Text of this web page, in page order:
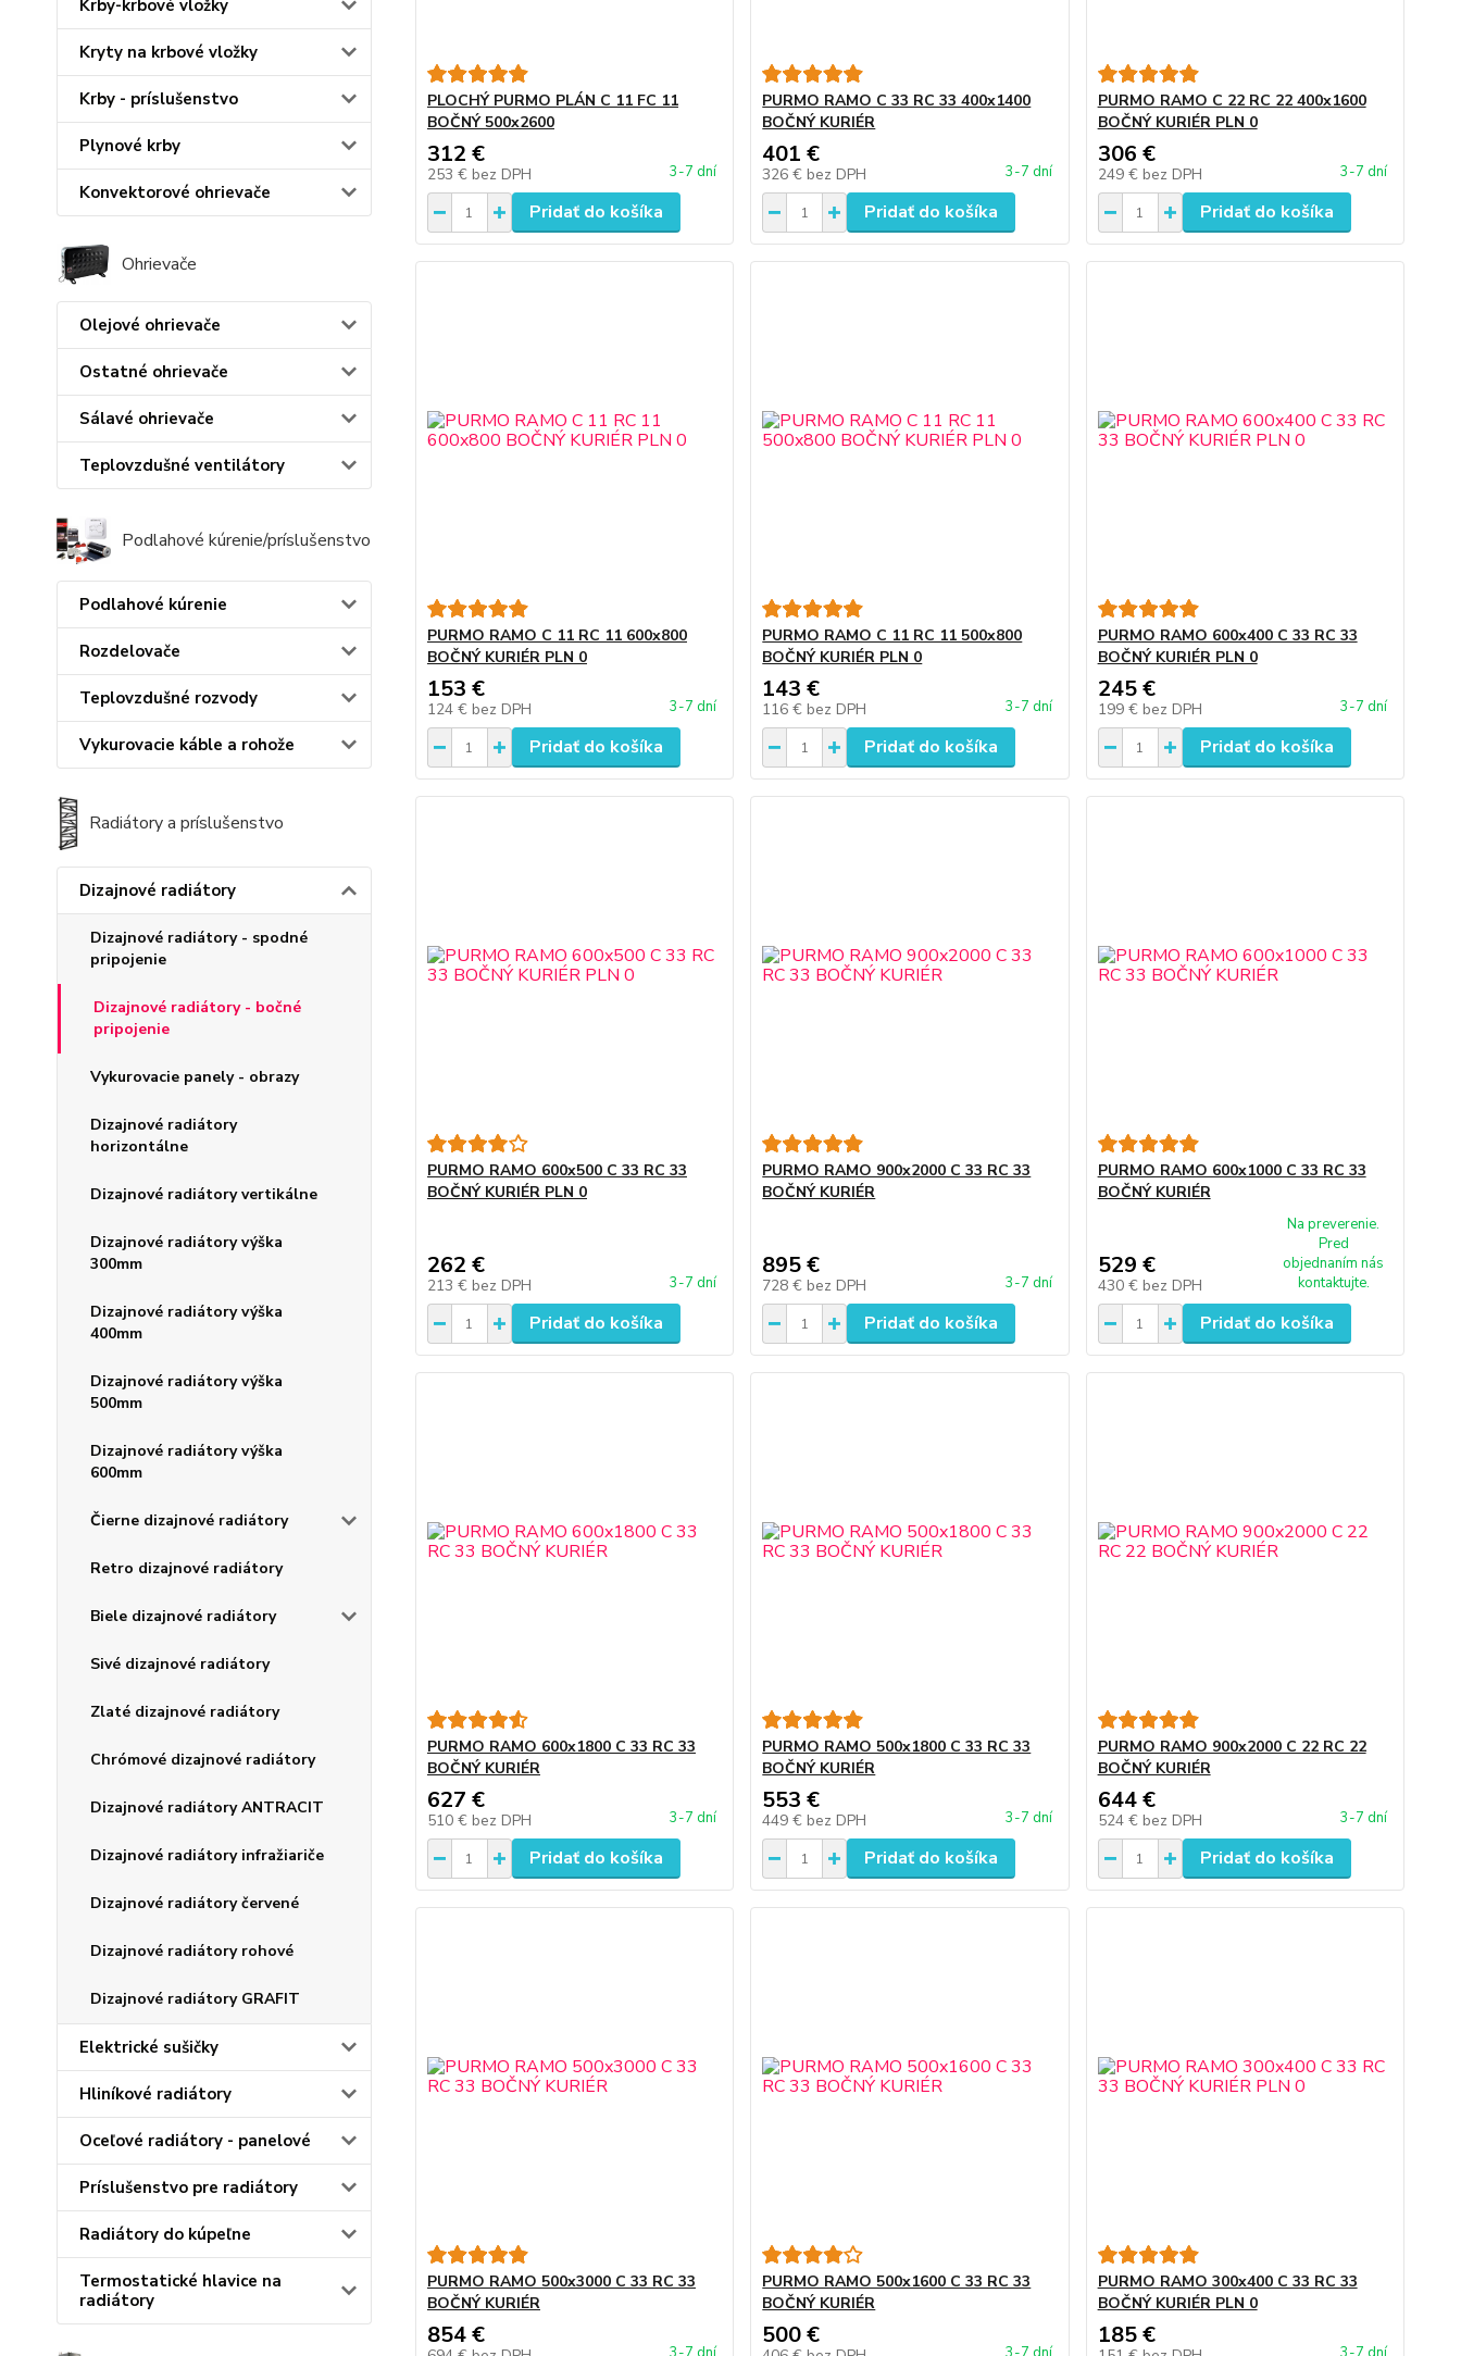
Krby-krbové vložky
Kryty na krbové vložky
Krby - príslušenstvo
Plynové krby
Konvektorové ohrievače
Ohrievače
Olejové ohrievače
Ostatné ohrievače
Sálavé ohrievače
Teplovzdušné ventilátory
Podlahové kúrenie/príslušenstvo
Podlahové kúrenie
Rozdelovače
Teplovzdušné rozvody
Vykurovacie káble a rohože
Radiátory a príslušenstvo
Dizajnové radiátory
Dizajnové radiátory - spodné
pripojenie
Dizajnové radiátory - bočné
pripojenie
Vykurovacie panely - obrazy
Dizajnové radiátory
horizontálne
Dizajnové radiátory vertikálne
Dizajnové radiátory výška
300mm
Dizajnové radiátory výška
400mm
Dizajnové radiátory výška
500mm
Dizajnové radiátory výška
600mm
Čierne dizajnové radiátory
Retro dizajnové radiátory
Biele dizajnové radiátory
Sivé dizajnové radiátory
Zlaté dizajnové radiátory
Chrómové dizajnové radiátory
Dizajnové radiátory ANTRACIT
Dizajnové radiátory infražiariče
Dizajnové radiátory červené
Dizajnové radiátory rohové
Dizajnové radiátory GRAFIT
Elektrické sušičky
Hliníkové radiátory
Oceľové radiátory - panelové
Príslušenstvo pre radiátory
Radiátory do kúpeľne
Termostatické hlavice na
radiátory
PLOCHÝ PURMO PLÁN C 11 FC 11
BOČNÝ 500x2600
312 €
253 € bez DPH 3-7 dní
Pridať do košíka
PURMO RAMO C 33 RC 33 400x1400
BOČNÝ KURIÉR
401 €
326 € bez DPH 3-7 dní
Pridať do košíka
PURMO RAMO C 22 RC 22 400x1600
BOČNÝ KURIÉR PLN 0
306 €
249 € bez DPH 3-7 dní
Pridať do košíka
PURMO RAMO C 11 RC 11 600x800
BOČNÝ KURIÉR PLN 0
153 €
124 € bez DPH 3-7 dní
Pridať do košíka
PURMO RAMO C 11 RC 11 500x800
BOČNÝ KURIÉR PLN 0
143 €
116 € bez DPH 3-7 dní
Pridať do košíka
PURMO RAMO 600x400 C 33 RC 33
BOČNÝ KURIÉR PLN 0
245 €
199 € bez DPH 3-7 dní
Pridať do košíka
PURMO RAMO 600x500 C 33 RC 33
BOČNÝ KURIÉR PLN 0
262 €
213 € bez DPH 3-7 dní
Pridať do košíka
PURMO RAMO 900x2000 C 33 RC 33
BOČNÝ KURIÉR
895 €
728 € bez DPH 3-7 dní
Pridať do košíka
PURMO RAMO 600x1000 C 33 RC 33
BOČNÝ KURIÉR
529 €
430 € bez DPH
Na preverenie.
Pred
objednaním nás
kontaktujte.
Pridať do košíka
PURMO RAMO 600x1800 C 33 RC 33
BOČNÝ KURIÉR
627 €
510 € bez DPH 3-7 dní
Pridať do košíka
PURMO RAMO 500x1800 C 33 RC 33
BOČNÝ KURIÉR
553 €
449 € bez DPH 3-7 dní
Pridať do košíka
PURMO RAMO 900x2000 C 22 RC 22
BOČNÝ KURIÉR
644 €
524 € bez DPH 3-7 dní
Pridať do košíka
PURMO RAMO 500x3000 C 33 RC 33
BOČNÝ KURIÉR
854 €
PURMO RAMO 500x1600 C 33 RC 33
BOČNÝ KURIÉR
500 €
PURMO RAMO 300x400 C 33 RC 33
BOČNÝ KURIÉR PLN 0
185 €